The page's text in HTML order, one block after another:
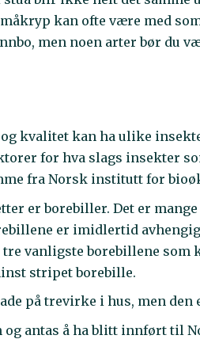
kan ofte være med
men noen arter bør du
kvalitet kan ha ulike
for hva slags insekter
fra Norsk institutt for
er borebiller. Det er
er imidlertid
vanligste borebillene som
stripet borebille.
på trevirke i hus, men
og antas å ha blitt innført til